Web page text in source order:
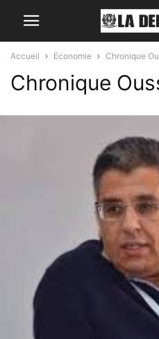
Accueil Economie Chronique
Chronique